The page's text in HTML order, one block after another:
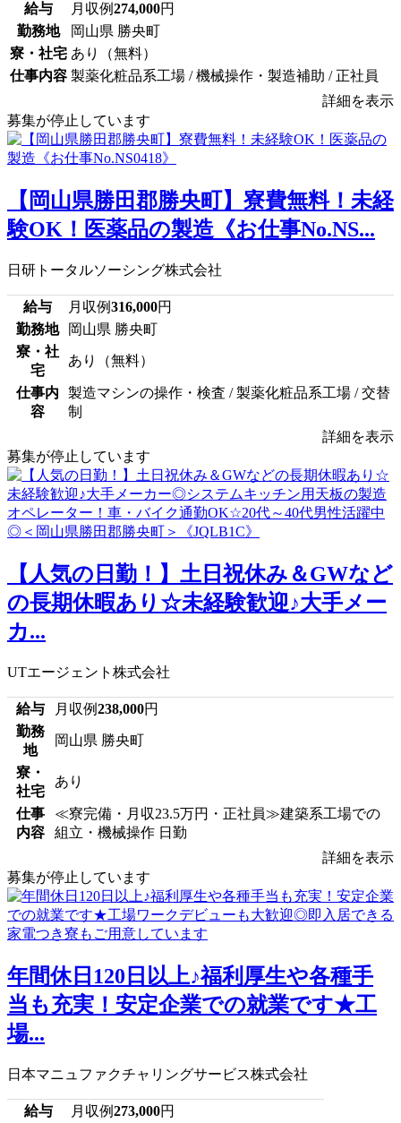
給与 月収例274,000円
勤務地
岡山県 勝央町
寮・社宅 あり（無料）
仕事内容 製薬化粧品系工場 / 機械操作・製造補助 / 正社員
詳細を表示
募集が停止しています
【岡山県勝田郡勝央町】寮費無料！未経
験OK！医薬品の製造《お仕事No.NS...
日研トータルソーシング株式会社
給与 月収例316,000円
勤務地
岡山県 勝央町
寮・社
宅
あり（無料）
仕事内
容
製造マシンの操作・検査 / 製薬化粧品系工場 / 交替
制
詳細を表示
募集が停止しています
【人気の日勤！】土日祝休み＆GWなど
の長期休暇あり☆未経験歓迎♪大手メー
カ...
UTエージェント株式会社
給与 月収例238,000円
勤務
地
岡山県 勝央町
寮・
社宅
あり
仕事
内容
≪寮完備・月収23.5万円・正社員≫建築系工場での
組立・機械操作 日勤
詳細を表示
募集が停止しています
年間休日120日以上♪福利厚生や各種手
当も充実！安定企業での就業です★工
場...
日本マニュファクチャリングサービス株式会社
給与 月収例273,000円